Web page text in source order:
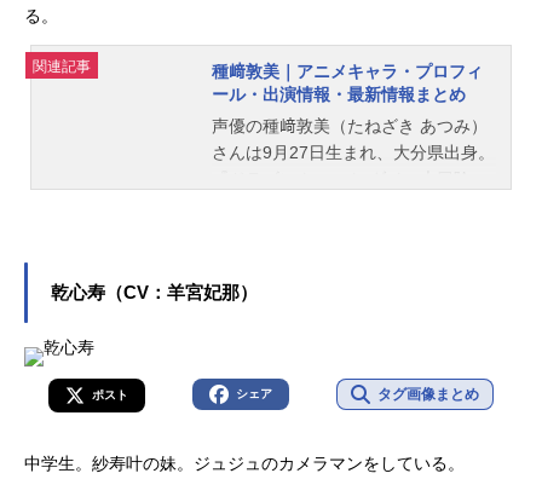
る。
関連記事
種﨑敦美｜アニメキャラ・プロフィ
ール・出演情報・最新情報まとめ
声優の種﨑敦美（たねざき あつみ）
さんは9月27日生まれ、大分県出身。
演じています。こちらでは、種﨑敦
乾心寿（CV：羊宮妃那）
ポスト シェア タグ画像まとめ
中学生。紗寿叶の妹。ジュジュのカメラマンをしている。